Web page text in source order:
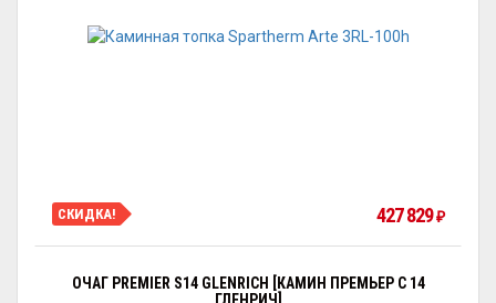
СКИДКА! 427 829 ₽
ОЧАГ PREMIER S14 GLENRICH [КАМИН ПРЕМЬЕР С 14